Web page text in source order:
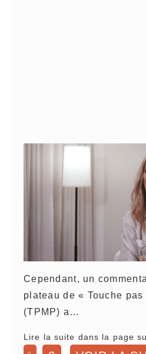
Cependant, un
plateau de « Touche
(TPMP) a…
Lire la suite dans la page